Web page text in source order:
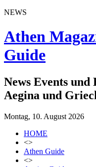
NEWS
Athen
Guide
News Events
Aegina und
Montag, 10. August 2026
HOME
<>
Athen Guide
<>